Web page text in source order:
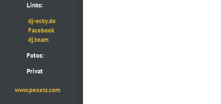
Links:
dj-ecky.de
Facebook
dj.team
Fotos:
Privat
www.pexels.com